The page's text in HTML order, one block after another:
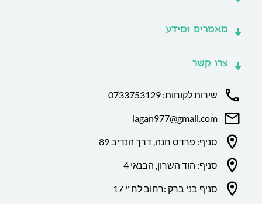
מאמרים ומידע
צרו קשר
שירות לקוחות: 0733753129
lagan977@gmail.com
סניף: פרדס חנה, דרך הנדיב 89
סניף: הוד השרון, הבנאי 4
סניף בני ברק :רחוב לח"י 17